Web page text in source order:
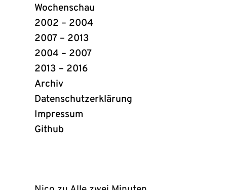
Wochenschau
2002 – 2004
2007 – 2013
2004 – 2007
2013 – 2016
Archiv
Datenschutzerklärung
Impressum
Github